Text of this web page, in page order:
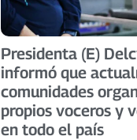
Presidenta (E)
informó que
comunidades
propios voceros y
en todo el país